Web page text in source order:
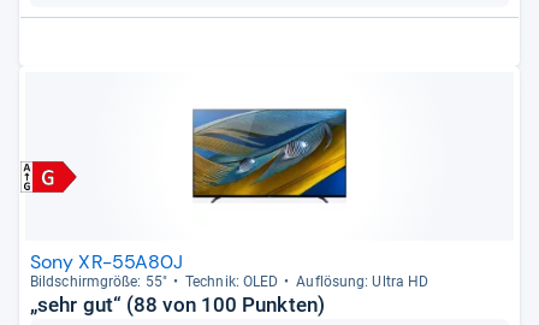
Sony XR-55A80J
Bild­schirm­größe: 55" Tech­nik: OLED Auf­lö­sung: Ultra HD
„sehr gut“ (88 von 100 Punkten)